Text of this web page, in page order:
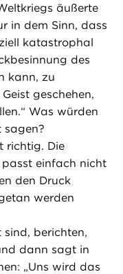
äußerte
in dem Sinn, dass
katastrophal
des
kann, zu
geschehen,
Was würden
sagen?
richtig. Die
einfach nicht
den Druck
werden
berichten,
dann sagt in
„Uns wird das